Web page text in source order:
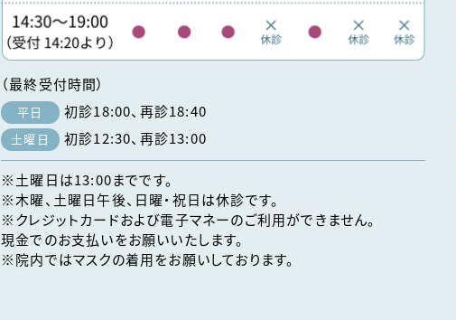
（最終受付時間）
平日 初診18:00、再診18:40
土曜日 初診12:30、再診13:00
※土曜日は13:00までです。
※木曜、土曜日午後、日曜・祝日は休診です。
※クレジットカードおよび電子マネーのご利用ができません。
現金でのお支払いをお願いいたします。
※院内ではマスクの着用をお願いしております。